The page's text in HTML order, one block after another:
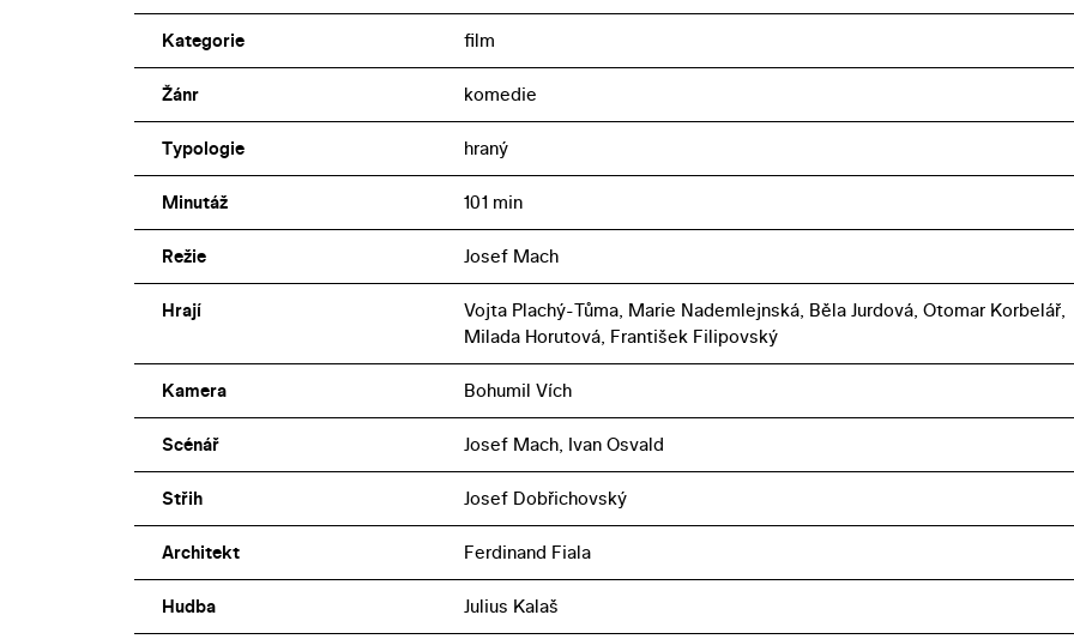
Kategorie film
Žánr komedie
Typologie hraný
Minutáž 101 min
Režie Josef Mach
Hrají
Vojta Plachý-Tůma, Marie Nademlejnská, Běla Jurdová, Otomar Korbelář,
Milada Horutová, František Filipovský
Kamera Bohumil Vích
Scénář Josef Mach, Ivan Osvald
Střih Josef Dobřichovský
Architekt Ferdinand Fiala
Hudba Julius Kalaš